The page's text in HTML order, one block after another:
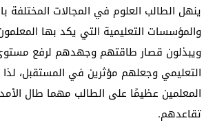
ينهل الطالب العلوم في المجالات المختلفة
والمؤسسات التعليمية التي يكد بها
ويبذلون قصار طاقتهم وجهدهم لرفع
التعليمي وجعلهم مؤثرين في المستقبل،
المعلمين عظيمًا على الطالب مهما طال
تقاعدهم.